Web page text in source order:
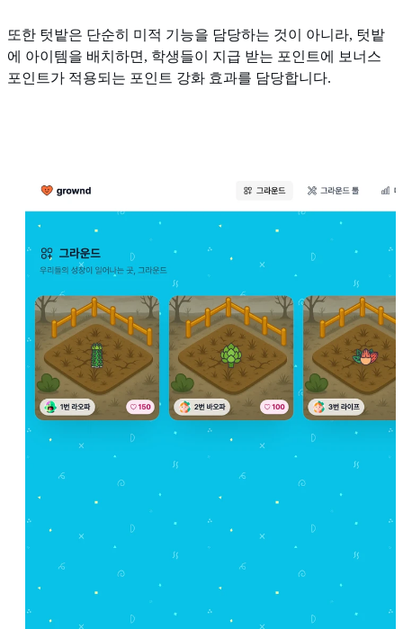
또한 텃밭은 단순히 미적 기능을 담당하는 것이 아니라, 텃밭
에 아이템을 배치하면, 학생들이 지급 받는 포인트에 보너스
포인트가 적용되는 포인트 강화 효과를 담당합니다.